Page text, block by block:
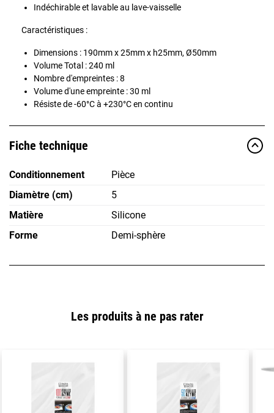
Indéchirable et lavable au lave-vaisselle
Caractéristiques :
Dimensions : 190mm x 25mm x h25mm, Ø50mm
Volume Total : 240 ml
Nombre d'empreintes : 8
Volume d'une empreinte : 30 ml
Résiste de -60°C à +230°C en continu
Fiche technique
Conditionnement
Pièce
Diamètre (cm)
5
Matière
Silicone
Forme
Demi-sphère
Les produits à ne pas rater